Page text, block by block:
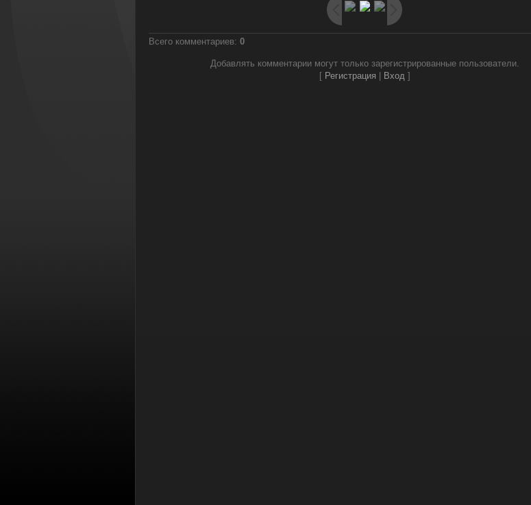
Всего комментариев: 0
Добавлять комментарии могут только зарегистрированные пользователи.
[ Регистрация Вход]